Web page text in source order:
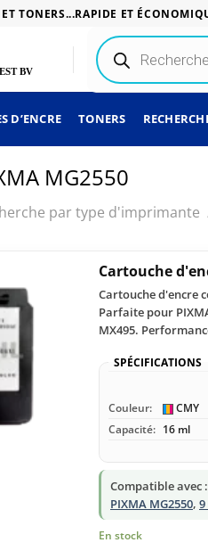
TONERS...RAPIDE ET
Recherche
de
produits
D’ENCRE TONERS
MG2550
par type d'imprimante
Cartouche
Cartouche d'encre
Parfaite pour
MX495.
SPÉCIFICATIONS
Couleur: CMY
Capacité: 16 ml
Compatible avec :
PIXMA MG2550,
En stock